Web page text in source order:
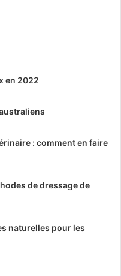
en 2022
: comment en faire
de dressage de
naturelles pour les